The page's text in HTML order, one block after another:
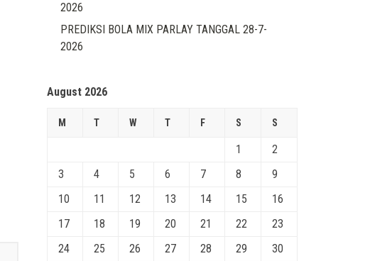
2026
PREDIKSI BOLA MIX PARLAY TANGGAL 28-7-
2026
August 2026
M T W T F S S
1
2
3
4 5 6 7 8
9
10
11 12 13 14 15
16
17
18 19 20 21 22
23
24
25 26 27 28 29
30